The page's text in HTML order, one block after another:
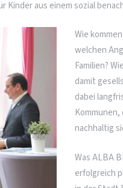
Kinder aus einem sozial
Wie
welchen
Familien?
damit
dabei
nachhaltig
Was ALBA
erfolgreich